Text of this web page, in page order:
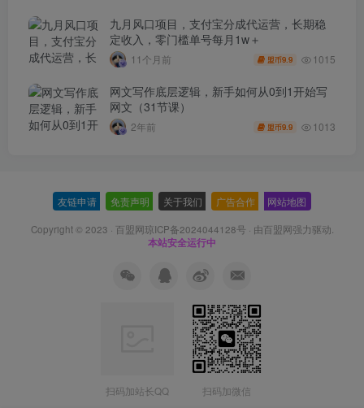
九月风口项目，支付宝分成代运营，长期稳
定收入，零门槛单号每月1w＋
11个月前 盟币9.9 1015
网文写作底层逻辑，新手如何从0到1开始写
网文（31节课）
2年前 盟币9.9 1013
友链申请 免责声明 关于我们 广告合作 网站地图
Copyright © 2023 · 百盟网琼ICP备2024044128号 · 由百盟网强力驱动.
本站安全运行中
扫码加站长QQ 扫码加微信